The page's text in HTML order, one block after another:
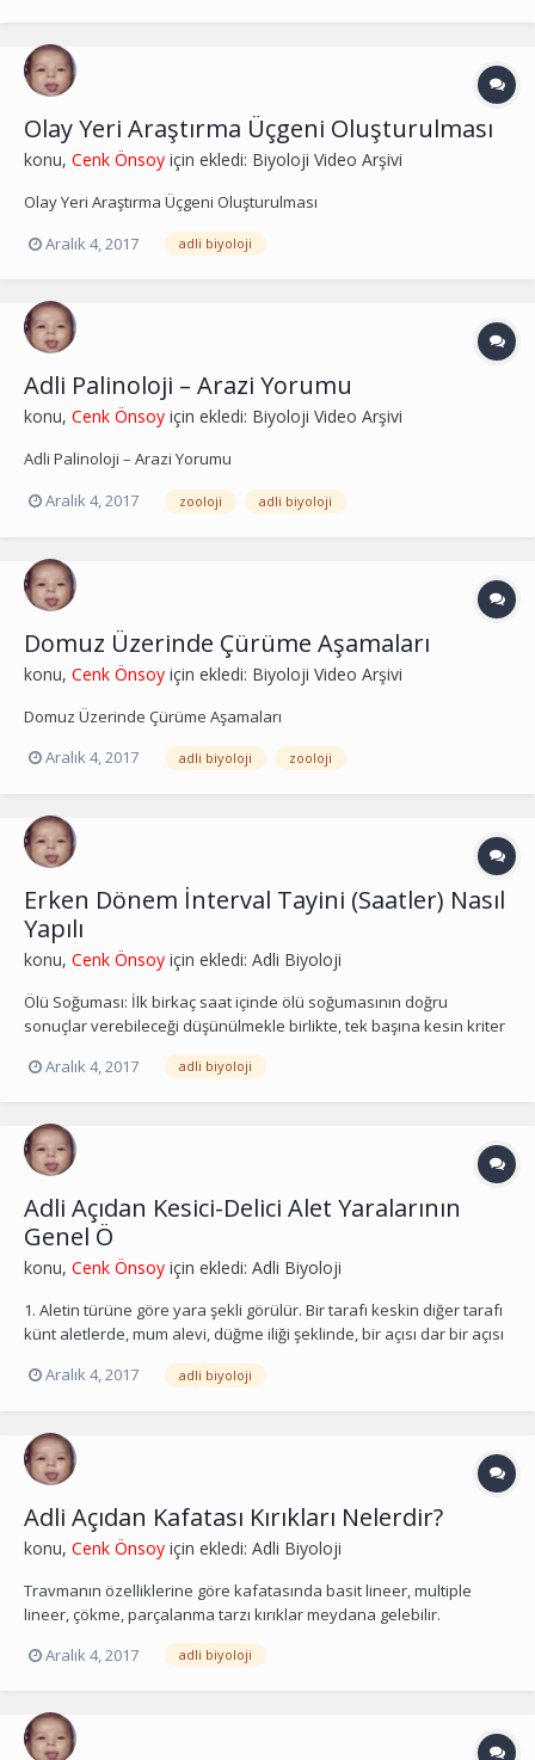
Olay Yeri Araştırma Üçgeni Oluşturulması
konu, Cenk Önsoy için ekledi: Biyoloji Video Arşivi
Olay Yeri Araştırma Üçgeni Oluşturulması
Aralık 4, 2017
adli biyoloji
Adli Palinoloji – Arazi Yorumu
konu, Cenk Önsoy için ekledi: Biyoloji Video Arşivi
Adli Palinoloji – Arazi Yorumu
Aralık 4, 2017
zooloji adli biyoloji
Domuz Üzerinde Çürüme Aşamaları
konu, Cenk Önsoy için ekledi: Biyoloji Video Arşivi
Domuz Üzerinde Çürüme Aşamaları
Aralık 4, 2017
adli biyoloji zooloji
Erken Dönem İnterval Tayini (Saatler) Nasıl
Yapılı
konu, Cenk Önsoy için ekledi: Adli Biyoloji
Ölü Soğuması: İlk birkaç saat içinde ölü soğumasının doğru
sonuçlar verebileceği düşünülmekle birlikte, tek başına kesin kriter
olarak kabul edilmemesi görüşü yaygındır. Ölümden sonraki ilk 0-12
saatte vücut sıcaklığının saat başı 1ºC düştüğünü bildirmektedir. Ölü
Aralık 4, 2017 adli biyoloji
Adli Açıdan Kesici-Delici Alet Yaralarının
Genel Ö
konu, Cenk Önsoy için ekledi: Adli Biyoloji
1. Aletin türüne göre yara şekli görülür. Bir tarafı keskin diğer tarafı
künt aletlerde, mum alevi, düğme iliği şeklinde, bir açısı dar bir açısı
her iki açısı dar yaralar görülür. 2. Yara dudakları düzgündür.
Aralık 4, 2017 adli biyoloji
Adli Açıdan Kafatası Kırıkları Nelerdir?
konu, Cenk Önsoy için ekledi: Adli Biyoloji
Travmanın özelliklerine göre kafatasında basit lineer, multiple
lineer, çökme, parçalanma tarzı kırıklar meydana gelebilir.
Penetran travmalarda kırıklar krater şeklinde oluşmaktadır.
Kırıklara beraber tüm kafatası, beyin zarları damar yapıları ve
Aralık 4, 2017 adli biyoloji